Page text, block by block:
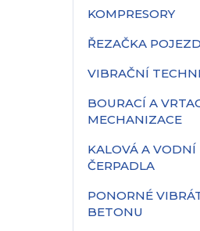
KOMPRESORY
ŘEZAČKA
VIBRAČNÍ
BOURACÍ A
MECHANIZACE
KALOVÁ A VODNÍ
ČERPADLA
PONORNÉ
BETONU